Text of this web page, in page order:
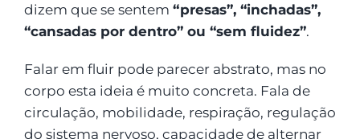
dizem que se sentem “presas”, “inchadas”,
“cansadas por dentro” ou “sem fluidez”.
Falar em fluir pode parecer abstrato, mas no
corpo esta ideia é muito concreta. Fala de
circulação, mobilidade, respiração, regulação
do sistema nervoso, capacidade de alternar